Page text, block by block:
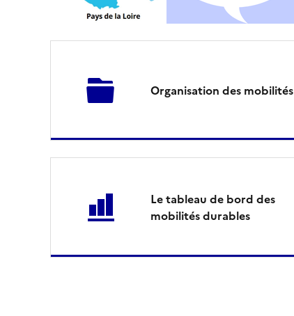
d
P
s
Organisation des mobilités
Le tableau de bord des
mobilités durables